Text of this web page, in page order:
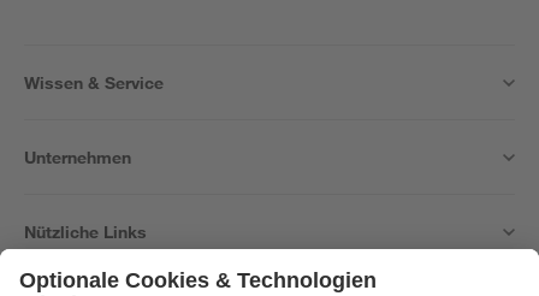
Wissen & Service
Unternehmen
Nützliche Links